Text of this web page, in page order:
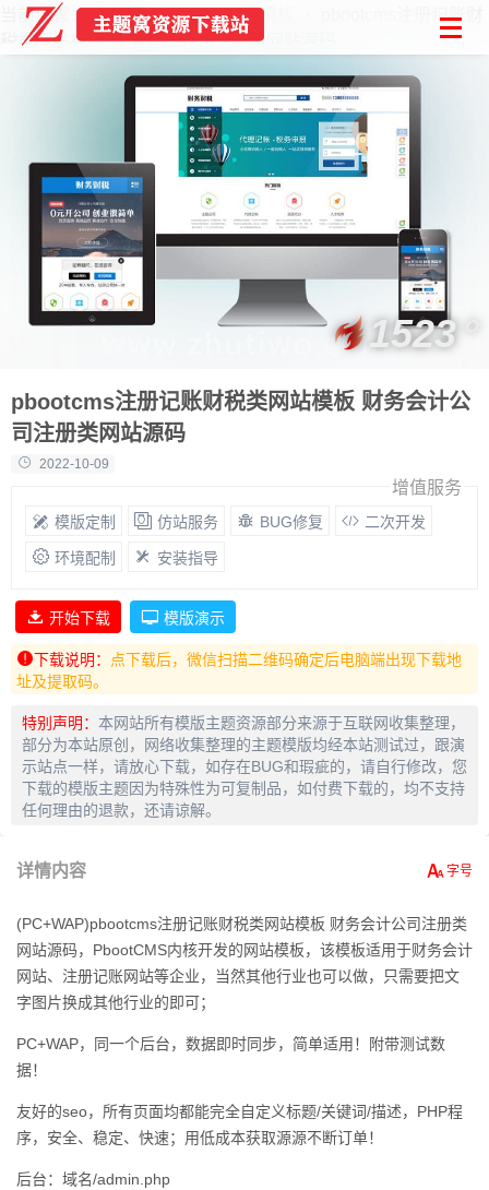
当前位置： 首页 PbootCMS模板
pbootcms注册记账财
税类网站模板 财务会计公司注册类网站源码
pbootcms注册记账财税类网站模板 财务会计公
司注册类网站源码
2022-10-09
1523
增值服务
模版定制 仿站服务 BUG修复 二次开发
环境配制 安装指导
开始下载 模版演示
下载说明：
点下载后，微信扫描二维码确定后电脑端出现下载地
址及提取码。
特别声明： 本网站所有模版主题资源部分来源于互联网收集整理，
部分为本站原创，网络收集整理的主题模版均经本站测试过，跟演
示站点一样，请放心下载，如存在BUG和瑕疵的，请自行修改，您
下载的模版主题因为特殊性为可复制品，如付费下载的，均不支持
任何理由的退款，还请谅解。
详情内容
(PC+WAP)pbootcms注册记账财税类网站模板 财务会计公司注册类
网站源码，PbootCMS内核开发的网站模板，该模板适用于财务会计
网站、注册记账网站等企业，当然其他行业也可以做，只需要把文
字图片换成其他行业的即可；
PC+WAP，同一个后台，数据即时同步，简单适用！附带测试数
据！
友好的seo，所有页面均都能完全自定义标题/关键词/描述，PHP程
序，安全、稳定、快速；用低成本获取源源不断订单！
后台：域名/admin.php